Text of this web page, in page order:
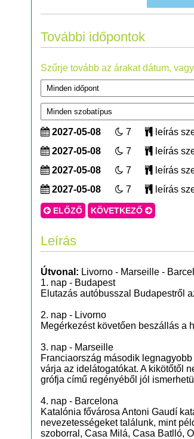
További időpontok
Szűrje tovább az árakat dátum,
2027-05-08 7 leírás
2027-05-08 7 leírás
2027-05-08 7 leírás
2027-05-08 7 leírás
ELŐZŐ KÖVETKEZŐ
Leírás
Útvonal: Livorno - Marseille -
1. nap - Budapest
Elutazás autóbusszal Budapestről
2. nap - Livorno
Megérkezést követően beszállás a
3. nap - Marseille
Franciaország második
várja az idelátogatókat. A kikötőtől
grófja című regényéből jól
4. nap - Barcelona
Katalónia fővárosa Antoni Gaudí
nevezetességeket találunk, mint
szoborral, Casa Milá, Casa Batlló,